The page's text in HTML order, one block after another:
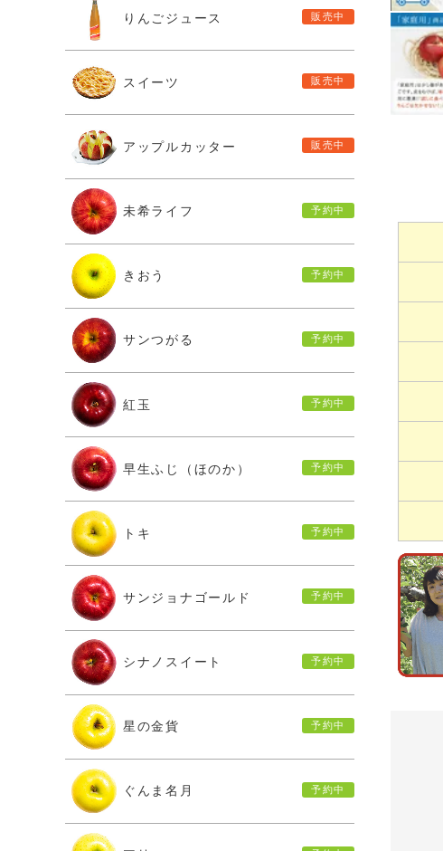
りんごジュース
スイーツ
アップルカッター
未希ライフ
きおう
サンつがる
紅玉
早生ふじ（ほのか）
トキ
サンジョナゴールド
シナノスイート
星の金貨
ぐんま名月